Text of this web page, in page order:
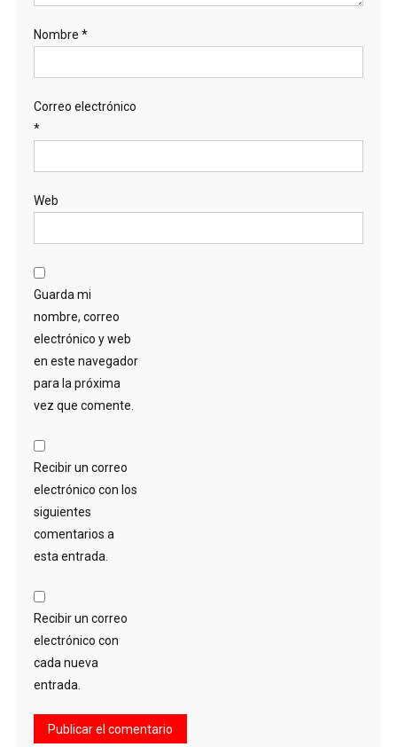
Nombre *
Correo electrónico
*
Web
Guarda mi
nombre, correo
electrónico y web
en este navegador
para la próxima
vez que comente.
Recibir un correo
electrónico con los
siguientes
comentarios a
esta entrada.
Recibir un correo
electrónico con
cada nueva
entrada.